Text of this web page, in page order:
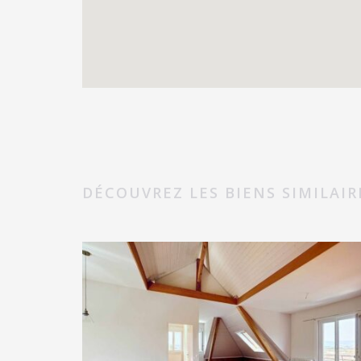
DÉCOUVREZ LES BIENS